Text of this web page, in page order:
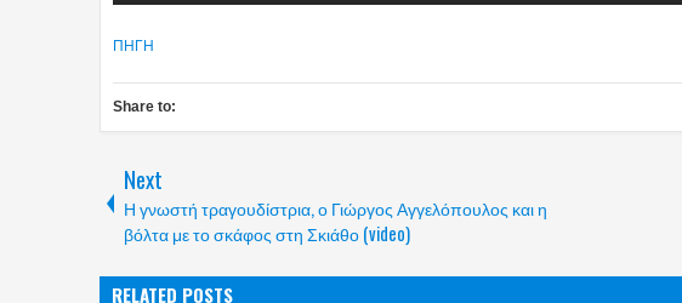
ΠΗΓΗ
Share to:
Next
Η γνωστή τραγουδίστρια, ο Γιώργος Αγγελόπουλος και η
βόλτα με το σκάφος στη Σκιάθο (video)
RELATED POSTS